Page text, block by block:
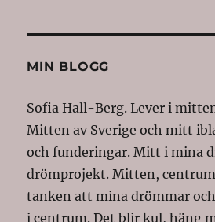
MIN BLOGG
Sofia Hall-Berg. Lever i
Mitten av Sverige och mitt
och funderingar. Mitt i mina
drömprojekt. Mitten,
tanken att mina drömmar
i centrum. Det blir kul, häng